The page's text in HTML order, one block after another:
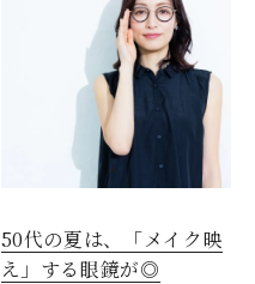
50代の夏は、「メイク映
え」する眼鏡が◎